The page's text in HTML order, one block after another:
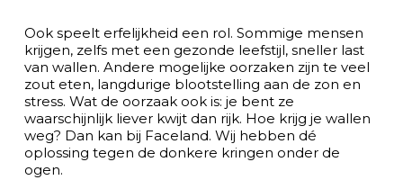
Ook speelt erfelijkheid een rol. Sommige mensen
krijgen, zelfs met een gezonde leefstijl, sneller last
van wallen. Andere mogelijke oorzaken zijn te veel
zout eten, langdurige blootstelling aan de zon en
stress. Wat de oorzaak ook is: je bent ze
waarschijnlijk liever kwijt dan rijk. Hoe krijg je wallen
weg? Dan kan bij Faceland. Wij hebben dé
oplossing tegen de donkere kringen onder de
ogen.